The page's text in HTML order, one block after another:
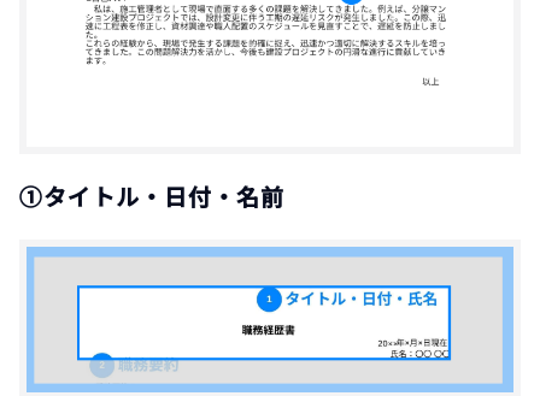
①タイトル・日付・名前